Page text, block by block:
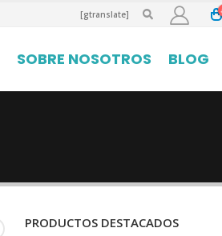
[gtranslate]
SOBRE NOSOTROS BLOG
PRODUCTOS DESTACADOS